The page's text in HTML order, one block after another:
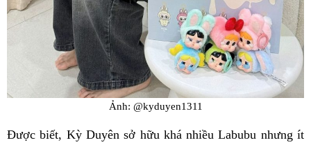
Ảnh: @kyduyen1311
Được biết, Kỳ Duyên sở hữu khá nhiều Labubu nhưng ít